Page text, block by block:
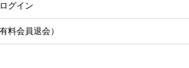
グイン
料会員退会）